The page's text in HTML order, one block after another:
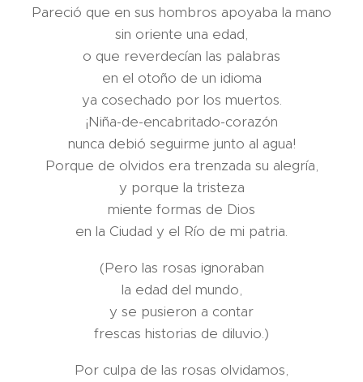
Pareció que en sus hombros apoyaba la mano
sin oriente una edad,
o que reverdecían las palabras
en el otoño de un idioma
ya cosechado por los muertos.
¡Niña-de-encabritado-corazón
nunca debió seguirme junto al agua!
Porque de olvidos era trenzada su alegría,
y porque la tristeza
miente formas de Dios
en la Ciudad y el Río de mi patria.
(Pero las rosas ignoraban
la edad del mundo,
y se pusieron a contar
frescas historias de diluvio.)
Por culpa de las rosas olvidamos,